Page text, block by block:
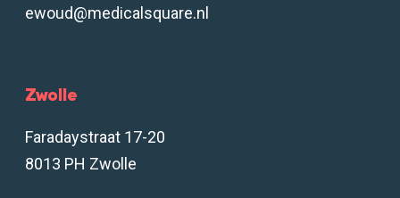
ewoud@medicalsquare.nl
Zwolle
Faradaystraat 17-20
8013 PH Zwolle